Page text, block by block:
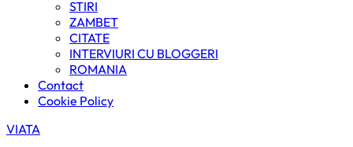
STIRI
ZAMBET
CITATE
INTERVIURI CU BLOGGERI
ROMANIA
Contact
Cookie Policy
VIATA